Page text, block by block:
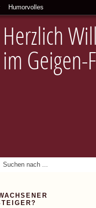
Humorvolles
Herzlich
im Geigen-